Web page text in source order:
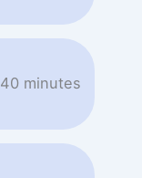
40 minutes